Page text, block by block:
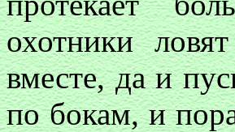
охотники
вместе, да и
по бокам, и